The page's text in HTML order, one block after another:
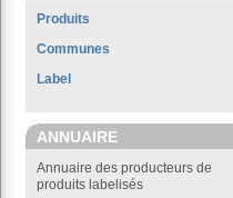
Produits
Communes
Label
ANNUAIRE
Annuaire des producteurs de
produits labelisés